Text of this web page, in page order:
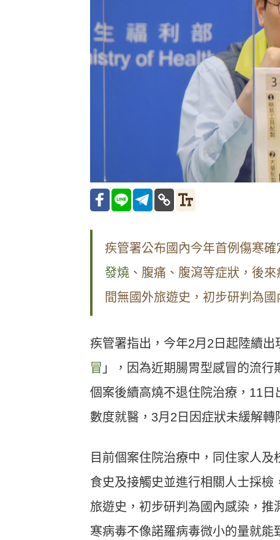
疾管署公布國內今年首例傷寒
發燒 、腹痛、腹瀉等症狀，後
間無國外旅遊史，初步研判為國
疾管署指出，今年2月2日起陸續
冒 」，因為近期腸胃型感冒的流
個案後續高燒不退住院治療，11日
數度就醫，3月2日因症狀未緩解轉
目前個案住院治療中，同住家人
食史及接觸史並進行相關人士採
旅遊史，初步研判為國內感染，
寒病毒不像諾羅病毒微小的量就能